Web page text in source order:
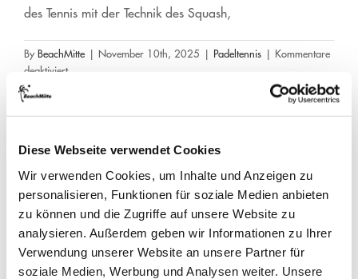
Diese Webseite verwendet Cookies
Wir verwenden Cookies, um Inhalte und Anzeigen zu
personalisieren, Funktionen für soziale Medien anbieten
zu können und die Zugriffe auf unsere Website zu
analysieren. Außerdem geben wir Informationen zu Ihrer
Verwendung unserer Website an unsere Partner für
soziale Medien, Werbung und Analysen weiter. Unsere
des Tennis mit der Technik des Squash,
ByBeachMitte | November 10th, 2025 | Padeltennis | Kommentare
deaktiviertfür
in
–
&
erleben
auf
BeachMitte
Read More
Kategorien